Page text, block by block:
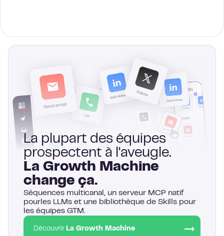
La plupart des équipes
prospectent à l'aveugle.
La Growth Machine
change ça.
Séquences multicanal, un serveur MCP natif
pourles LLMs et une bibliothèque de Skills pour
les équipes GTM.
Découvrir La Growth Machine